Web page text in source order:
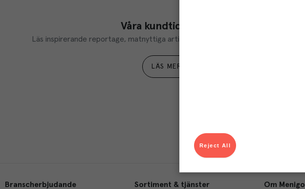
Våra kundtidningar
Läs inspirerande reportage, matnyttiga artiklar och ta del av aktuella kampanjer.
LÄS MER
Branscherbjudande Sortiment & tjänster Om Menigo
Reject All